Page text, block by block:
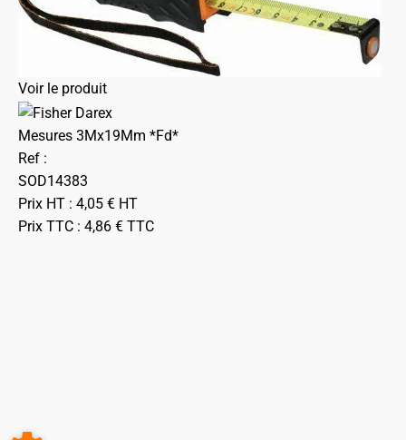
Voir le produit
Mesures 3Mx19Mm *Fd*
Ref :
SOD14383
Prix HT : 4,05 € HT
Prix TTC : 4,86 € TTC